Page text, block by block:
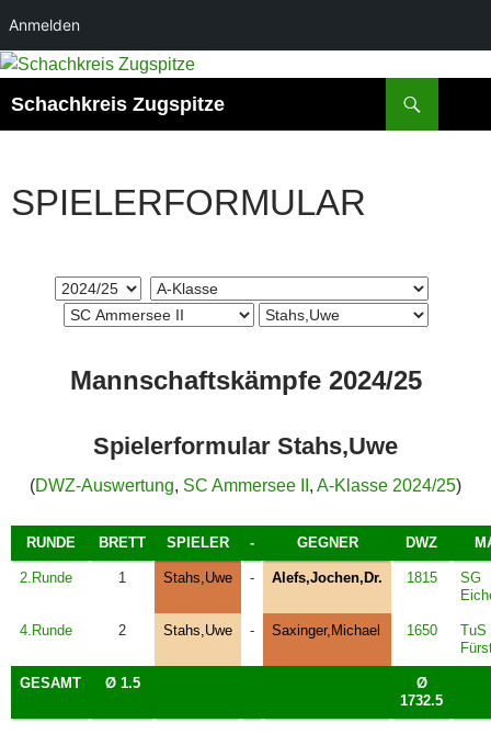
Anmelden
Zum
springen
Schachkreis Zugspitze
SPIELERFORMULAR
Mannschaftskämpfe 2024/25
Spielerformular Stahs,Uwe
(DWZ-Auswertung, SC Ammersee II , A-Klasse 2024/25)
RUNDE BRETT SPIELER - GEGNER DWZ
2.Runde 1 Stahs,Uwe - Alefs,Jochen,Dr. 1815
SG
4.Runde 2 Stahs,Uwe - Saxinger,Michael 1650
TuS
GESAMT Ø 1.5
Ø
1732.5